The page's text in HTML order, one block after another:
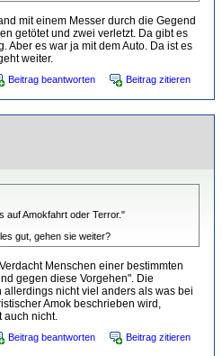
mit einem Messer durch die Gegend
getötet und zwei verletzt. Da gibt es
Aber es war ja mit dem Auto. Da ist es
weiter.
Beitrag beantworten Beitrag zitieren
auf Amokfahrt oder Terror."
gut, gehen sie weiter?
Menschen einer bestimmten
gegen diese Vorgehen". Die
nicht viel anders als was bei
Amok beschrieben wird,
auch nicht.
Beitrag beantworten Beitrag zitieren